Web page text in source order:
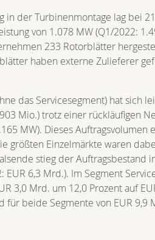
in der Turbinenmontage lag bei
von 1.078 MW (Q1/2022:
233 Rotorblätter
haben externe Zulieferer
das Servicesegment) hat sich
Mio.) trotz einer rückläufigen
MW). Dieses Auftragsvolumen
größten Einzelmärkte waren
stieg der Auftragsbestand
EUR 6,3 Mrd.). Im Segment
3,0 Mrd. um 12,0 Prozent auf
für beide Segmente von EUR 9,9